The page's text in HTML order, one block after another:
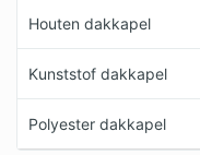
Houten dakkapel
Kunststof dakkapel
Polyester dakkapel